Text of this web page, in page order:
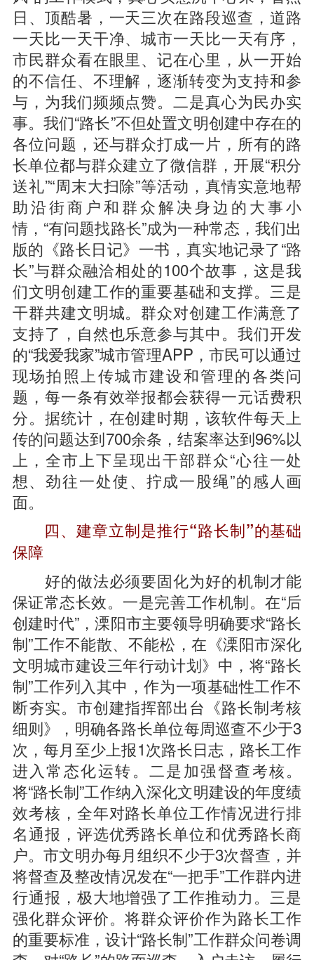
日、顶酷暑，一天三次在路段巡查，道路
一天比一天干净、城市一天比一天有序，
市民群众看在眼里、记在心里，从一开始
的不信任、不理解，逐渐转变为支持和参
与，为我们频频点赞。二是真心为民办实
事。我们“路长”不但处置文明创建中存在的
各位问题，还与群众打成一片，所有的路
长单位都与群众建立了微信群，开展“积分
送礼”“周末大扫除”等活动，真情实意地帮
助沿街商户和群众解决身边的大事小
情，“有问题找路长”成为一种常态，我们出
版的《路长日记》一书，真实地记录了“路
长”与群众融洽相处的100个故事，这是我
们文明创建工作的重要基础和支撑。三是
干群共建文明城。群众对创建工作满意了
支持了，自然也乐意参与其中。我们开发
的“我爱我家”城市管理APP，市民可以通过
现场拍照上传城市建设和管理的各类问
题，每一条有效举报都会获得一元话费积
分。据统计，在创建时期，该软件每天上
传的问题达到700余条，结案率达到96%以
上，全市上下呈现出干部群众“心往一处
想、劲往一处使、拧成一股绳”的感人画
面。
四、建章立制是推行“路长制”的基础
保障
好的做法必须要固化为好的机制才能
保证常态长效。一是完善工作机制。在“后
创建时代”，溧阳市主要领导明确要求“路长
制”工作不能散、不能松，在《溧阳市深化
文明城市建设三年行动计划》中，将“路长
制”工作列入其中，作为一项基础性工作不
断夯实。市创建指挥部出台《路长制考核
细则》，明确各路长单位每周巡查不少于3
次，每月至少上报1次路长日志，路长工作
进入常态化运转。二是加强督查考核。
将“路长制”工作纳入深化文明建设的年度绩
效考核，全年对路长单位工作情况进行排
名通报，评选优秀路长单位和优秀路长商
户。市文明办每月组织不少于3次督查，并
将督查及整改情况发在“一把手”工作群内进
行通报，极大地增强了工作推动力。三是
强化群众评价。将群众评价作为路长工作
的重要标准，设计“路长制”工作群众问卷调